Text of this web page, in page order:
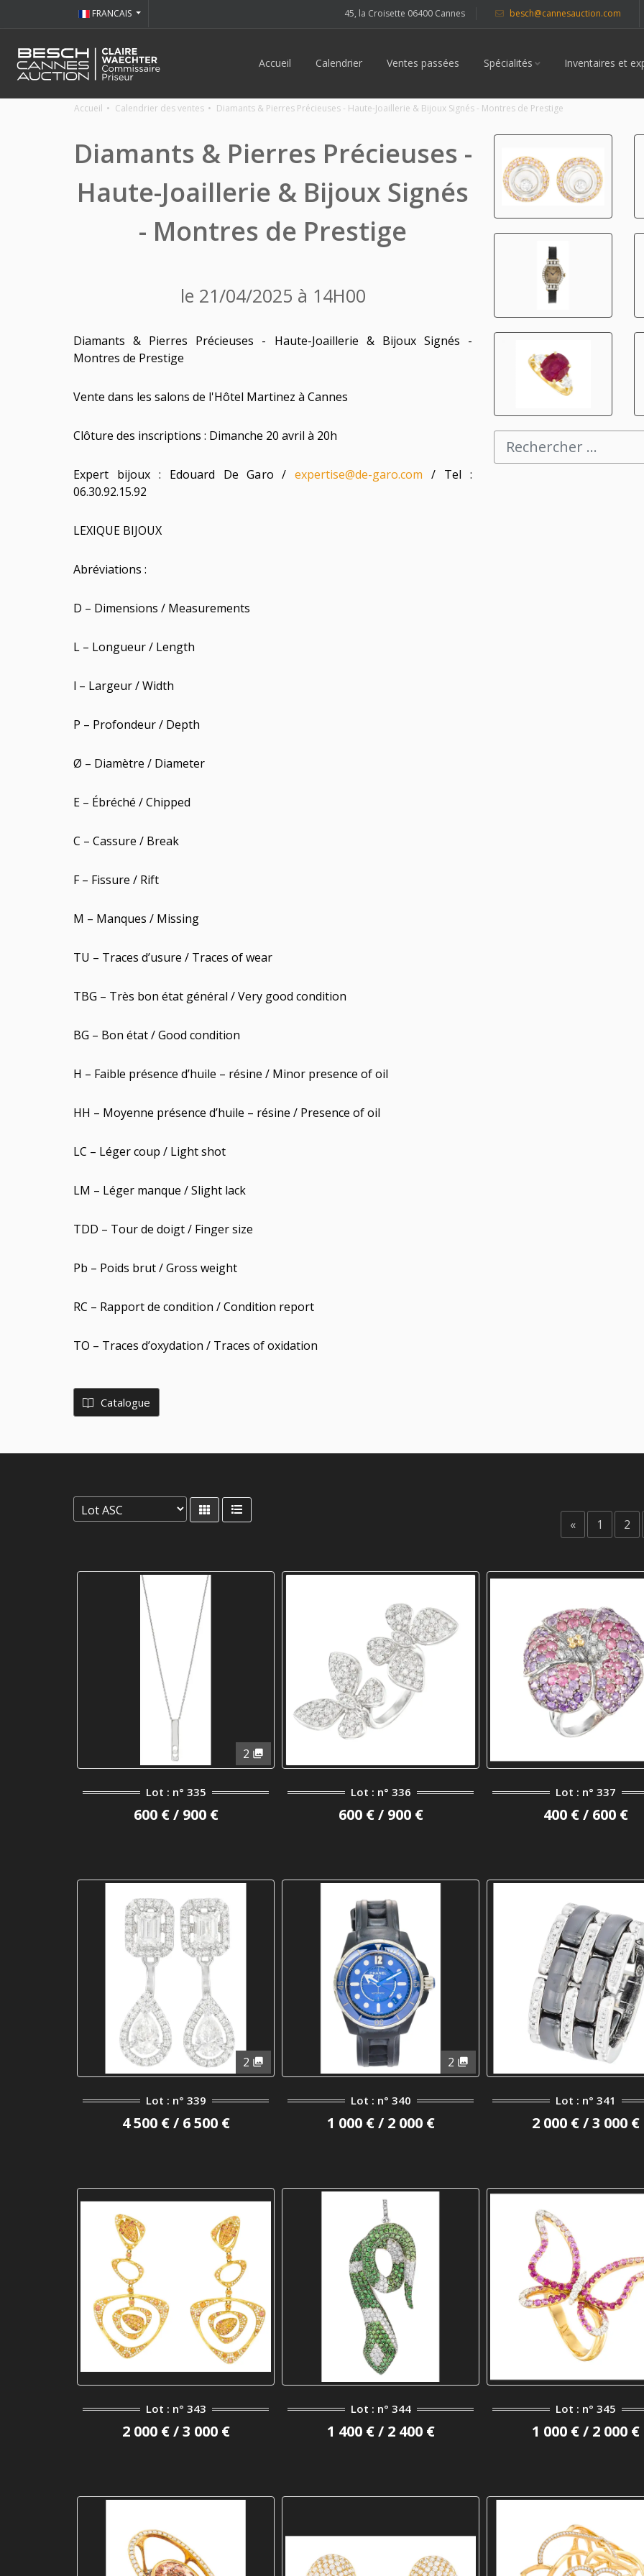
45, la Croisette 06400 Cannes besch@cannesauction.com
FRANCAIS
Accueil Calendrier Ventes passées Spécialités Inventaires et
Accueil Calendrier des ventes Diamants & Pierres Précieuses - Haute-Joaillerie & Bijoux Signés - Montres de Prestige
Diamants & Pierres Précieuses -
Haute-Joaillerie & Bijoux Signés
- Montres de Prestige
le 21/04/2025 à 14H00
Diamants & Pierres Précieuses - Haute-Joaillerie & Bijoux Signés -
Montres de Prestige
Vente dans les salons de l'Hôtel Martinez à Cannes
Clôture des inscriptions : Dimanche 20 avril à 20h
Expert bijoux : Edouard De Garo /expertise@de-garo.com / Tel :
06.30.92.15.92
LEXIQUE BIJOUX
Abréviations :
D – Dimensions / Measurements
L – Longueur / Length
l – Largeur / Width
P – Profondeur / Depth
Ø – Diamètre / Diameter
E – Ébréché / Chipped
C – Cassure / Break
F – Fissure / Rift
M – Manques / Missing
TU – Traces d’usure / Traces of wear
TBG – Très bon état général / Very good condition
BG – Bon état / Good condition
H – Faible présence d’huile – résine / Minor presence of oil
HH – Moyenne présence d’huile – résine / Presence of oil
LC – Léger coup / Light shot
LM – Léger manque / Slight lack
TDD – Tour de doigt / Finger size
Pb – Poids brut / Gross weight
RC – Rapport de condition / Condition report
TO – Traces d’oxydation / Traces of oxidation
Catalogue
« 1 2
2
Lot : n° 335
600 € / 900 €
Lot : n° 336
600 € / 900 €
Lot : n° 337
400 € / 600 €
2
Lot : n° 339
4 500 € / 6 500 €
2
Lot : n° 340
1 000 € / 2 000 €
Lot : n° 341
2 000 € / 3 000 €
Lot : n° 343
2 000 € / 3 000 €
Lot : n° 344
1 400 € / 2 400 €
Lot : n° 345
1 000 € / 2 000 €